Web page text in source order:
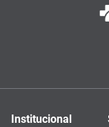
Institucional